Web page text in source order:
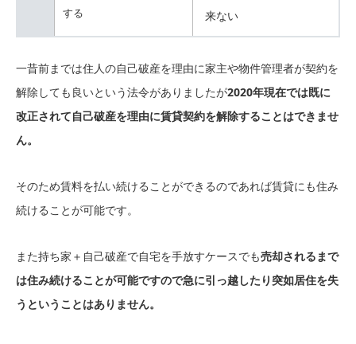
する
来ない
一昔前までは住人の自己破産を理由に家主や物件管理者が契約を
解除しても良いという法令がありましたが2020年現在では既に
改正されて自己破産を理由に賃貸契約を解除することはできませ
ん。
そのため賃料を払い続けることができるのであれば賃貸にも住み
続けることが可能です。
また持ち家＋自己破産で自宅を手放すケースでも売却されるまで
は住み続けることが可能ですので急に引っ越したり突如居住を失
うということはありません。